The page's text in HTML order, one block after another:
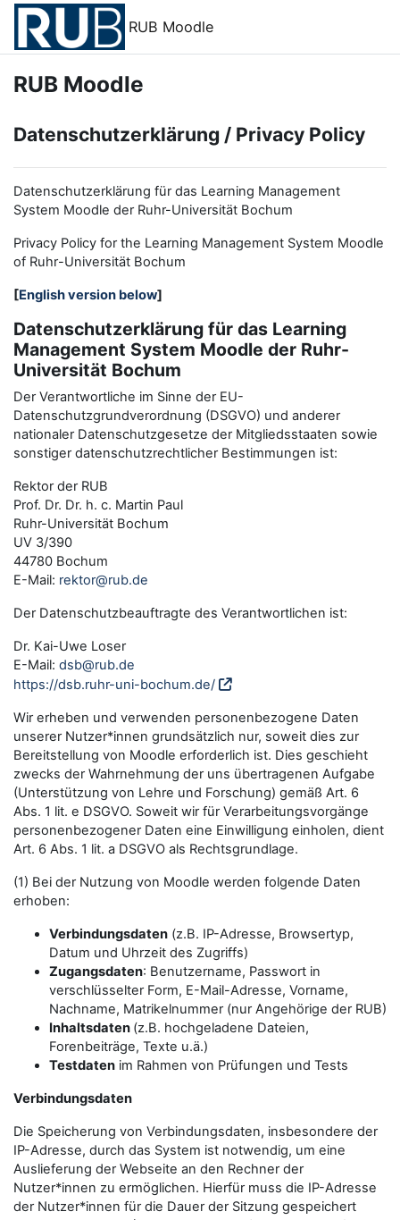
Zum Hauptinhalt
RUB Moodle
RUB Moodle
Datenschutzerklärung / Privacy Policy
Datenschutzerklärung für das Learning Management
System Moodle der Ruhr-Universität Bochum
Privacy Policy for the Learning Management System Moodle
of Ruhr-Universität Bochum
[English version below]
Datenschutzerklärung für das Learning
Management System Moodle der Ruhr-
Universität Bochum
Der Verantwortliche im Sinne der EU-
Datenschutzgrundverordnung (DSGVO) und anderer
nationaler Datenschutzgesetze der Mitgliedsstaaten sowie
sonstiger datenschutzrechtlicher Bestimmungen ist:
Rektor der RUB
Prof. Dr. Dr. h. c. Martin Paul
Ruhr-Universität Bochum
UV 3/390
44780 Bochum
E-Mail: rektor@rub.de
Der Datenschutzbeauftragte des Verantwortlichen ist:
Dr. Kai-Uwe Loser
E-Mail: dsb@rub.de
https://dsb.ruhr-uni-bochum.de/
Wir erheben und verwenden personenbezogene Daten
unserer Nutzer*innen grundsätzlich nur, soweit dies zur
Bereitstellung von Moodle erforderlich ist. Dies geschieht
zwecks der Wahrnehmung der uns übertragenen Aufgabe
(Unterstützung von Lehre und Forschung) gemäß Art. 6
Abs. 1 lit. e DSGVO. Soweit wir für Verarbeitungsvorgänge
personenbezogener Daten eine Einwilligung einholen, dient
Art. 6 Abs. 1 lit. a DSGVO als Rechtsgrundlage.
(1) Bei der Nutzung von Moodle werden folgende Daten
erhoben:
Verbindungsdaten (z.B. IP-Adresse, Browsertyp,
Datum und Uhrzeit des Zugriffs)
Zugangsdaten: Benutzername, Passwort in
verschlüsselter Form, E-Mail-Adresse, Vorname,
Nachname, Matrikelnummer (nur Angehörige der RUB)
Inhaltsdaten (z.B. hochgeladene Dateien,
Forenbeiträge, Texte u.ä.)
Testdaten im Rahmen von Prüfungen und Tests
Verbindungsdaten
Die Speicherung von Verbindungsdaten, insbesondere der
IP-Adresse, durch das System ist notwendig, um eine
Auslieferung der Webseite an den Rechner der
Nutzer*innen zu ermöglichen. Hierfür muss die IP-Adresse
der Nutzer*innen für die Dauer der Sitzung gespeichert